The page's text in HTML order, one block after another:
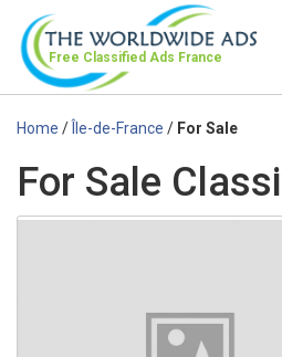
Free Classified Ads France
Home / Île-de-France / For Sale
For Sale